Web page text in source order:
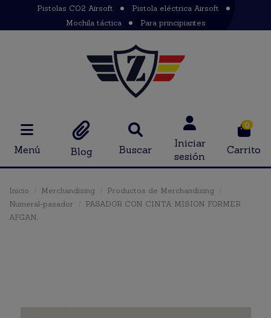
Pistolas CO2 Airsoft
Pistola eléctrica Airsoft
Mochila táctica
Para principiantes
Menú Blog Buscar
Iniciar
sesión
0
Carrito
Inicio Merchandising
Productos de Merchandising
Numeral-pasador
PASADOR CON CINTA MISION FORMER
AFGAN.